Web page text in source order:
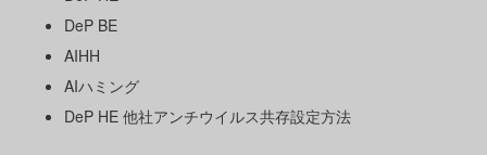
DeP BE
AIHH
AIハミング
DeP HE 他社アンチウイルス共存設定方法